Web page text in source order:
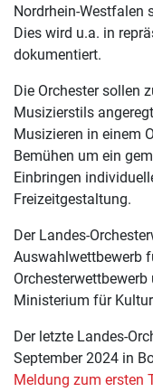
Nordrhein-Westfalen
Dies wird u.a. in
dokumentiert.
Die Orchester sollen
Musizierstils
Musizieren in einem
Bemühen um ein
Einbringen
Freizeitgestaltung.
Der Landes-
Auswahlwettbewerb
Ministerium für
Der letzte Landes-
September 2024 in
Meldung zum ersten